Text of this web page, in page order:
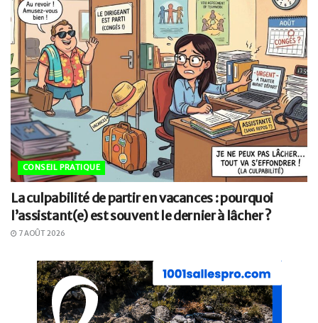
CONSEIL PRATIQUE
La culpabilité de partir en vacances : pourquoi
l’assistant(e) est souvent le dernier à lâcher ?
7 AOÛT 2026